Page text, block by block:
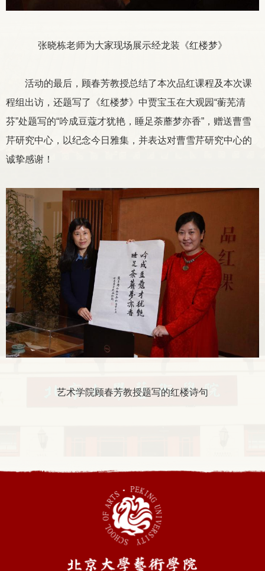
张晓栋老师为大家现场展示经龙装《红楼梦》
活动的最后，顾春芳教授总结了本次品红课程及本次课
程组出访，还题写了《红楼梦》中贾宝玉在大观园“蘅芜清
芬”处题写的“吟成豆蔻才犹艳，睡足荼蘼梦亦香”，赠送曹雪
芹研究中心，以纪念今日雅集，并表达对曹雪芹研究中心的
诚挚感谢！
艺术学院顾春芳教授题写的红楼诗句